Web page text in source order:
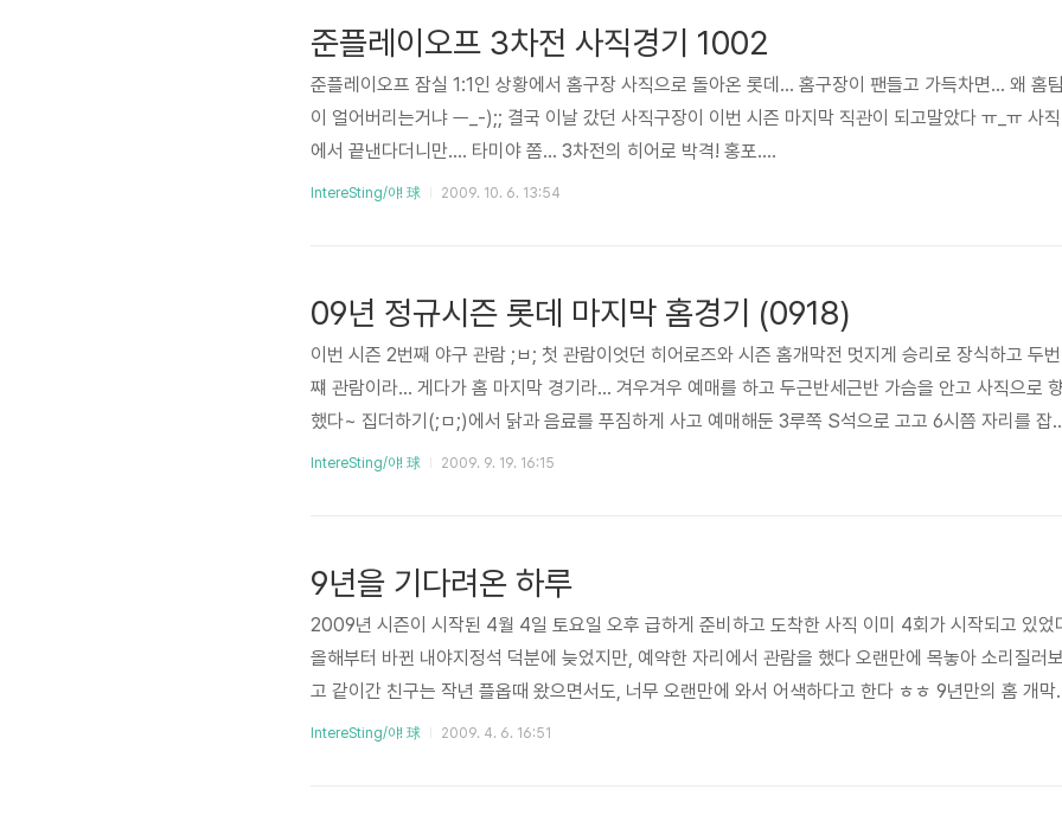
준플레이오프 3차전 사직경기 1002
준플레이오프 잠실 1:1인 상황에서 홈구장 사직으로 돌아온 롯데... 홈구장이 팬들고 가득차면... 왜 홈
이 얼어버리는거냐 ㅡ_-);; 결국 이날 갔던 사직구장이 이번 시즌 마지막 직관이 되고말았다 ㅠ_ㅠ 사직
에서 끝낸다더니만.... 타미야 쫌... 3차전의 히어로 박격! 홍포....
IntereSting/야! 球 2009. 10. 6. 13:54
09년 정규시즌 롯데 마지막 홈경기 (0918)
이번 시즌 2번째 야구 관람 ;ㅂ; 첫 관람이엇던 히어로즈와 시즌 홈개막전 멋지게 승리로 장식하고 두번
쨰 관람이라... 게다가 홈 마지막 경기라... 겨우겨우 예매를 하고 두근반세근반 가슴을 안고 사직으로
했다~ 집더하기(;ㅁ;)에서 닭과 음료를 푸짐하게 사고 예매해둔 3루쪽 S석으로 고고 6시쯤 자리를 잡
관람 준비중 히어로즈 선수들의 연습이 한창이다 경기 시작전 롯데 선수들의 감사(?) 인사 다음주 개봉
IntereSting/야! 球 2009. 9. 19. 16:15
9년을 기다려온 하루
2009년 시즌이 시작된 4월 4일 토요일 오후 급하게 준비하고 도착한 사직 이미 4회가 시작되고 있었
올해부터 바뀐 내야지정석 덕분에 늦었지만, 예약한 자리에서 관람을 했다 오랜만에 목놓아 소리질러
고 같이간 친구는 작년 플옵때 왔으면서도, 너무 오랜만에 와서 어색하다고 한다 ㅎㅎ 9년만의 홈 개막
전! 이젠 매년마다 홈에서 개막전을 했으면 한다 거인의 근성을 보여다오.... 3루 지정석 A 역전 후, 부산
IntereSting/야! 球 2009. 4. 6. 16:51